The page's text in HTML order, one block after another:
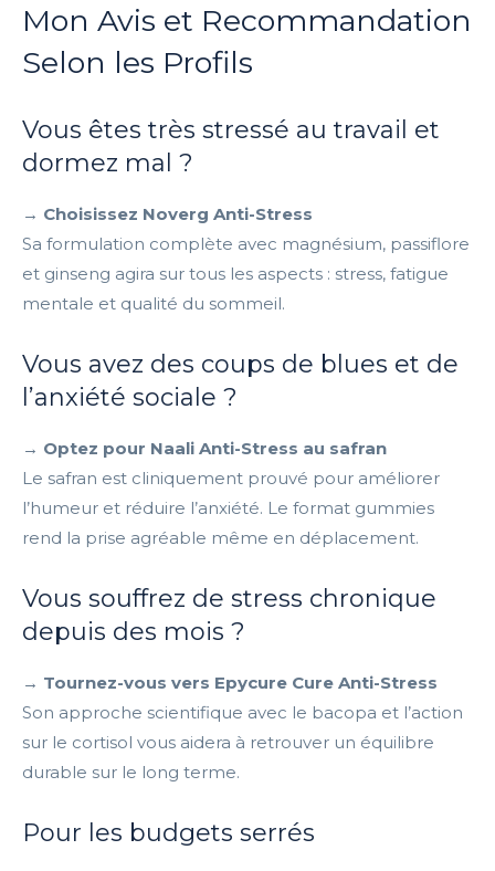
Mon Avis et Recommandation
Selon les Profils
Vous êtes très stressé au travail et
dormez mal ?
→ Choisissez Noverg Anti-Stress
Sa formulation complète avec magnésium, passiflore
et ginseng agira sur tous les aspects : stress, fatigue
mentale et qualité du sommeil.
Vous avez des coups de blues et de
l’anxiété sociale ?
→ Optez pour Naali Anti-Stress au safran
Le safran est cliniquement prouvé pour améliorer
l’humeur et réduire l’anxiété. Le format gummies
rend la prise agréable même en déplacement.
Vous souffrez de stress chronique
depuis des mois ?
→ Tournez-vous vers Epycure Cure Anti-Stress
Son approche scientifique avec le bacopa et l’action
sur le cortisol vous aidera à retrouver un équilibre
durable sur le long terme.
Pour les budgets serrés